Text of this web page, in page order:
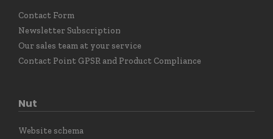
Contact Form
Newsletter Subscription
Our sales team at your service
Contact Point GPSR and Product Compliance
Nut
Website schema